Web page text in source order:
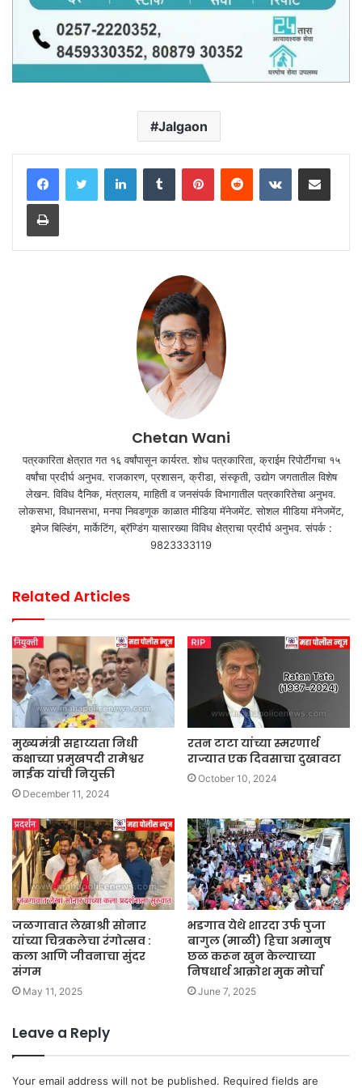
Jalgaon
LinkedInTumblr PinterestReddit VKontakteShare via Email
Print
Chetan Wani
पत्रकारिता क्षेत्रात गत १६ वर्षांपासून कार्यरत. शोध पत्रकारिता, क्राईम रिपोर्टींगचा १५
वर्षांचा प्रदीर्घ अनुभव. राजकारण, प्रशासन, क्रीडा, संस्कृती, उद्योग जगतातील विशेष
लेखन. विविध दैनिक, मंत्रालय, माहिती व जनसंपर्क विभागातील पत्रकारितेचा अनुभव.
लोकसभा, विधानसभा, मनपा निवडणूक काळात मीडिया मॅनेजमेंट. सोशल मीडिया मॅनेजमेंट,
इमेज बिल्डिंग, मार्केटिंग, ब्रॅण्डिंग यासारख्या विविध क्षेत्राचा प्रदीर्घ अनुभव. संपर्क :
9823333119
Related Articles
मुख्यमंत्री सहाय्यता निधी
कक्षाच्या प्रमुखपदी रामेश्वर
नाईक यांची नियुक्ती
December 11, 2024
रतन टाटा यांच्या स्मरणार्थ
राज्यात एक दिवसाचा दुखावटा
October 10, 2024
जळगावात लेखाश्री सोनार
यांच्या चित्रकलेचा रंगोत्सव :
कला आणि जीवनाचा सुंदर
संगम
May 11, 2025
भडगाव येथे शारदा उर्फ पुजा
बागुल (माळी) हिचा अमानुष
छळ करून खुन केल्याच्या
निषधार्थ आक्रोश मुक मोर्चा
June 7, 2025
Leave a Reply
Your email address will not be published. Required fields are